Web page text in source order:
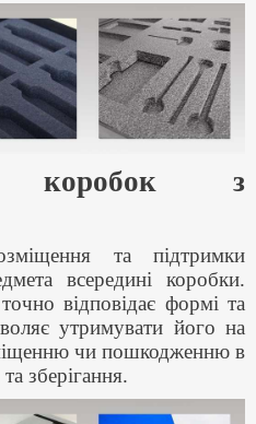
коробок з
та підтримки
всередині коробки.
відповідає формі та
утримувати його на
чи пошкодженню в
зберігання.